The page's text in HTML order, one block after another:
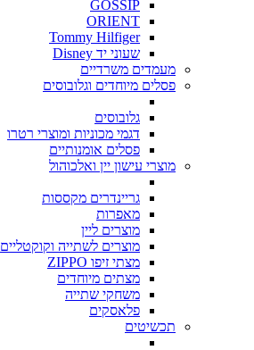
GOSSIP
ORIENT
Tommy Hilfiger
שעוני יד Disney
מעמדים משרדיים
פסלים מיוחדים וגלובוסים
גלובוסים
דגמי מכוניות ומוצרי רטרו
פסלים אומנותיים
מוצרי עישון יין ואלכוהול
גריינדרים מקססות
מאפרות
מוצרים ליין
מוצרים לשתייה וקוקטליים
מצתי זיפו ZIPPO
מצתים מיוחדים
משחקי שתייה
פלאסקים
תכשיטים